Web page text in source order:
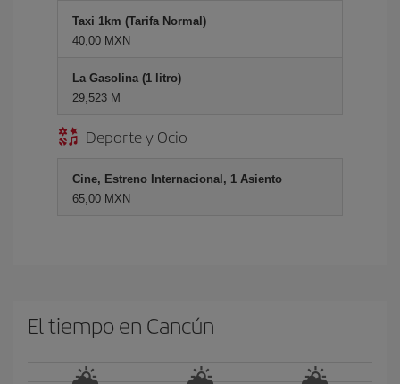
Taxi 1km (Tarifa Normal)
40,00 MXN
La Gasolina (1 litro)
29,523 M
Deporte y Ocio
Cine, Estreno Internacional, 1 Asiento
65,00 MXN
El tiempo en Cancún